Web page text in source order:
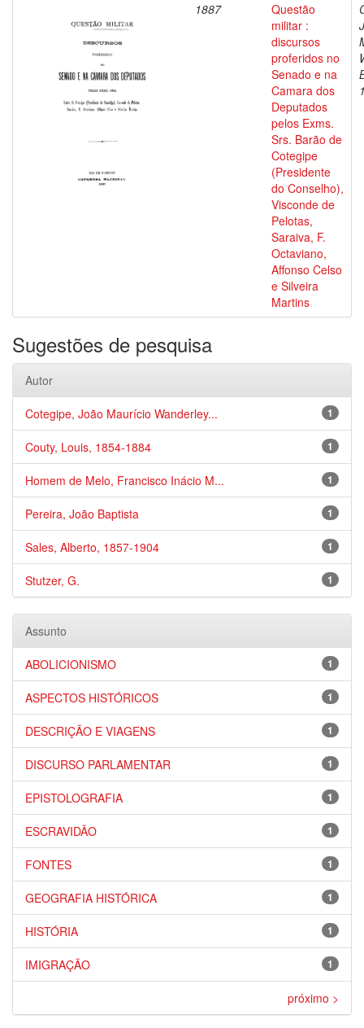
1887
Questão
militar :
discursos
proferidos no
Senado e na
Camara dos
Deputados
pelos Exms.
Srs. Barão de
Cotegipe
(Presidente
do Conselho),
Visconde de
Pelotas,
Saraiva, F.
Octaviano,
Affonso Celso
e Silveira
Martins
Sugestões de pesquisa
Autor
1
Cotegipe, João Maurício Wanderley...
1
Couty, Louis, 1854-1884
1
Homem de Melo, Francisco Inácio M...
1
Pereira, João Baptista
1
Sales, Alberto, 1857-1904
1
Stutzer, G.
Assunto
1
ABOLICIONISMO
1
ASPECTOS HISTÓRICOS
1
DESCRIÇÃO E VIAGENS
1
DISCURSO PARLAMENTAR
1
EPISTOLOGRAFIA
1
ESCRAVIDÃO
1
FONTES
1
GEOGRAFIA HISTÓRICA
1
HISTÓRIA
1
IMIGRAÇÃO
próximo >